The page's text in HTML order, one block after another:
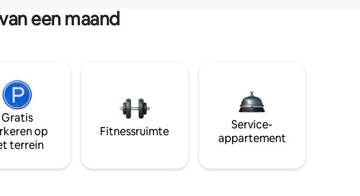
een maand
Gratis
op
terrein
Fitnessruimte
Service-
appartement